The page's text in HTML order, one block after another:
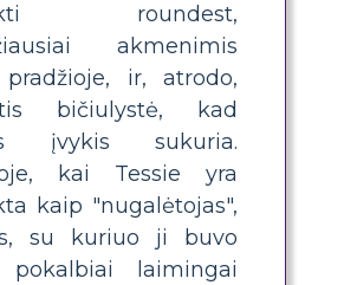
roundest,
akmenimis
ir, atrodo,
bičiulystė, kad
įvykis sukuria.
kai Tessie yra
kaip "nugalėtojas",
su kuriuo ji buvo
pokalbiai laimingai